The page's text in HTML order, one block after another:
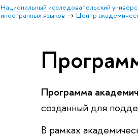
Национальный исследовательский
иностранных языков
Центр
Программа
созданный для
В рамках